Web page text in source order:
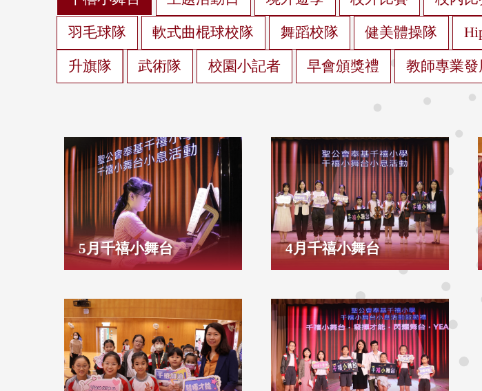
羽毛球隊 軟式曲棍球校隊 舞蹈校隊 健美體操隊
升旗隊 武術隊 校園小記者 早會頒獎禮 教師專業發
5月千禧小舞台 4月千禧小舞台